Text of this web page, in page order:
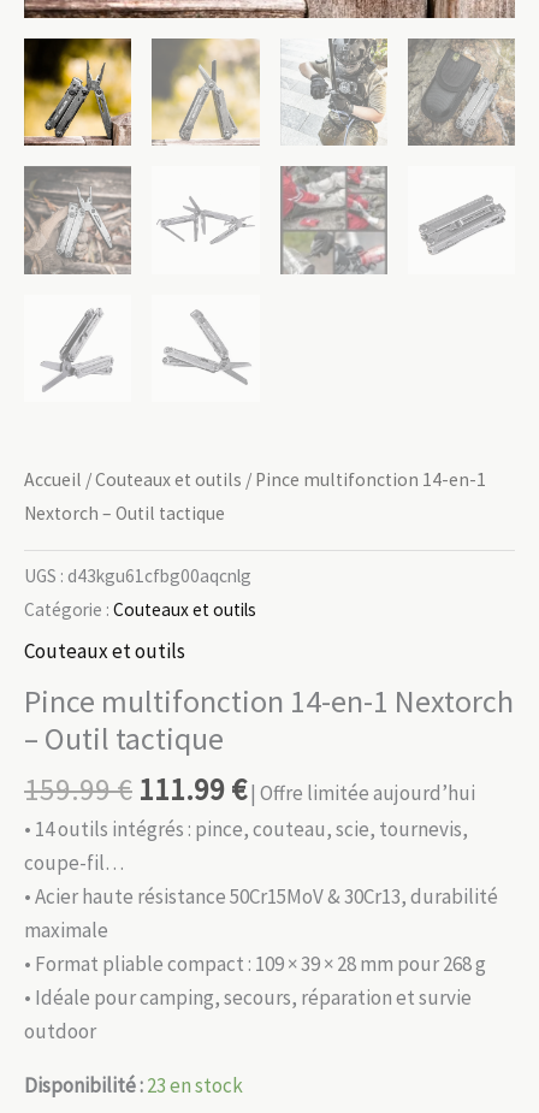
Accueil /Couteaux et outils / Pince multifonction 14-en-1
Nextorch – Outil tactique
UGS : d43kgu61cfbg00aqcnlg
Catégorie : Couteaux et outils
Couteaux et outils
Pince multifonction 14-en-1 Nextorch
– Outil tactique
159.99€ 111.99€| Offre limitée aujourd’hui
• 14 outils intégrés : pince, couteau, scie, tournevis,
coupe-fil…
• Acier haute résistance 50Cr15MoV & 30Cr13, durabilité
maximale
• Format pliable compact : 109 × 39 × 28 mm pour 268 g
• Idéale pour camping, secours, réparation et survie
outdoor
Disponibilité :23 en stock